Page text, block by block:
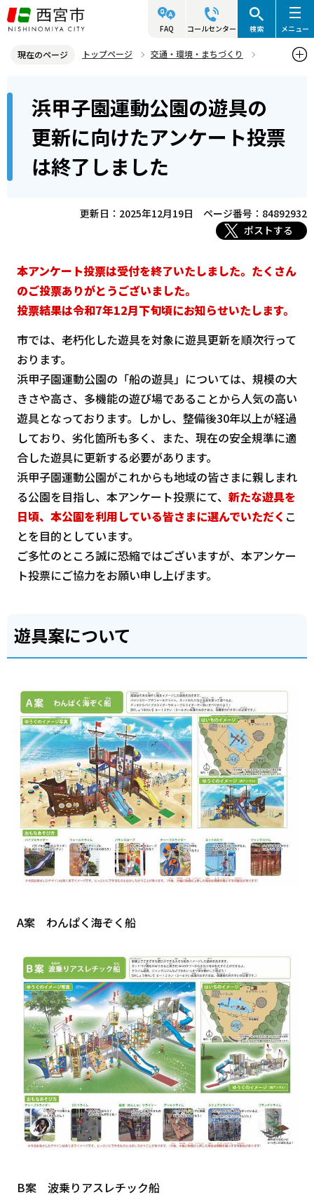
こ
の
ジ
す
FAQ コールセンター 検索 メニュー
現在のページ トップページ
交通・環境・まちづくり
浜甲子園運動公園の遊具の更新に向けたアンケート投票は終了しまし
ら
浜甲子園運動公園の遊具の
更新に向けたアンケート投票
は終了しました
更新日：2025年12月19日
ページ番号：84892932
ポストする
本アンケート投票は受付を終了いたしました。たくさん
のご投票ありがとうございました。
投票結果は令和7年12月下旬頃にお知らせいたします。
市では、老朽化した遊具を対象に遊具更新を順次行って
おります。
浜甲子園運動公園の「船の遊具」については、規模の大
きさや高さ、多機能の遊び場であることから人気の高い
遊具となっております。しかし、整備後30年以上が経過
しており、劣化箇所も多く、また、現在の安全規準に適
合した遊具に更新する必要があります。
浜甲子園運動公園がこれからも地域の皆さまに親しまれ
る公園を目指し、本アンケート投票にて、 新たな遊具を
日頃、本公園を利用している皆さまに選んでいただく こ
とを目的としています。
ご多忙のところ誠に恐縮ではございますが、本アンケー
ト投票にご協力をお願い申し上げます。
遊具案について
A案 わんぱく海ぞく船
B案 波乗りアスレチック船